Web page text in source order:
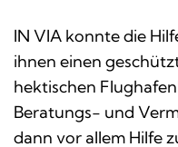
IN VIA konnte die
ihnen einen
hektischen
Beratungs- und
dann vor allem Hilfe